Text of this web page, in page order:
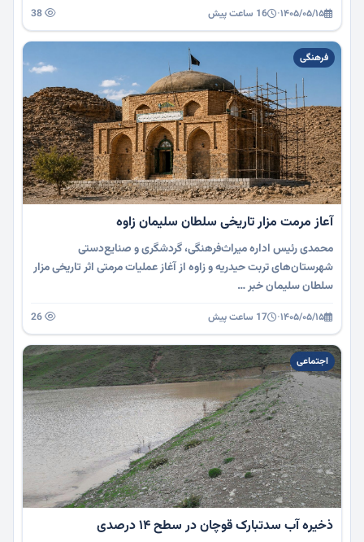
۱۴۰۵/۰۵/۱۵· 16 ساعت پیش
فرهنگی
آعاز مرمت مزار تاریخی سلطان سلیمان زاوه
محمدی رئیس اداره میراث‌فرهنگی، گردشگری و صنایع‌دستی
شهرستان‌های تربت حیدریه و زاوه از آغاز عملیات مرمتی اثر تاریخی مزار
سلطان سلیمان خبر …
۱۴۰۵/۰۵/۱۵· 17 ساعت پیش
اجتماعی
ذخیره آب سدتبارک قوچان در سطح ۱۴ درصدی